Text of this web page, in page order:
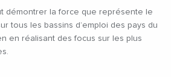
démontrer la force que représente le
tous les bassins d’emploi des pays du
en réalisant des focus sur les plus